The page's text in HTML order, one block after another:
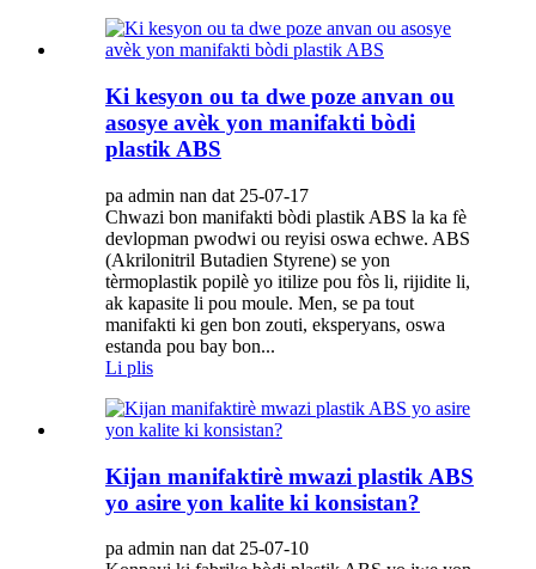
Ki kesyon ou ta dwe poze anvan ou
asosye avèk yon manifakti bòdi
plastik ABS
pa admin nan dat 25-07-17
Chwazi bon manifakti bòdi plastik ABS la ka fè
devlopman pwodwi ou reyisi oswa echwe. ABS
(Akrilonitril Butadien Styrene) se yon
tèrmoplastik popilè yo itilize pou fòs li, rijidite li,
ak kapasite li pou moule. Men, se pa tout
manifakti ki gen bon zouti, eksperyans, oswa
estanda pou bay bon...
Li plis
Kijan manifaktirè mwazi plastik ABS
yo asire yon kalite ki konsistan?
pa admin nan dat 25-07-10